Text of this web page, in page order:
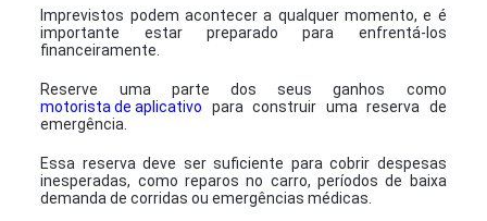
Imprevistos podem acontecer a qualquer momento, e é
importante estar preparado para enfrentá-los
financeiramente.
Reserve uma parte dos seus ganhos como
motorista de aplicativo para construir uma reserva de
emergência.
Essa reserva deve ser suficiente para cobrir despesas
inesperadas, como reparos no carro, períodos de baixa
demanda de corridas ou emergências médicas.